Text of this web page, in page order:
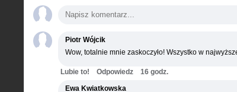
Piotr Wójcik
Wow, totalnie mnie zaskoczyło! Wszystko w
Lubie to! Odpowiedz
16 godz.
Ewa Kwiatkowska